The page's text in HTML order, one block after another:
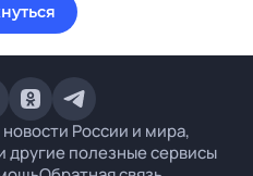
России и мира,
другие полезные сервисы